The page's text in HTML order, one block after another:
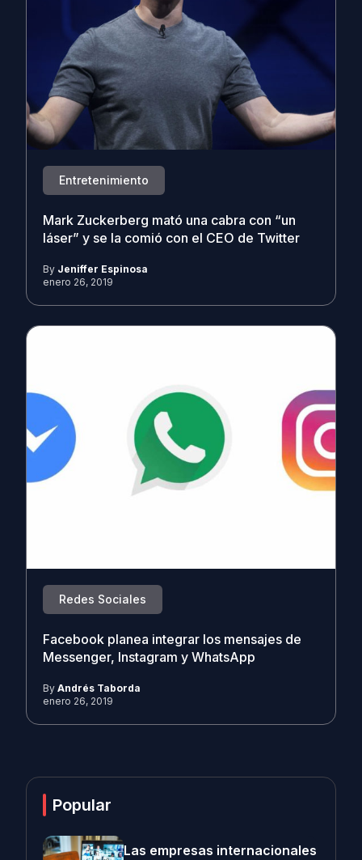
Entretenimiento
Mark Zuckerberg mató una cabra con “un
láser” y se la comió con el CEO de Twitter
By Jeniffer Espinosa
enero 26, 2019
Redes Sociales
Facebook planea integrar los mensajes de
Messenger, Instagram y WhatsApp
By Andrés Taborda
enero 26, 2019
Popular
Las empresas internacionales